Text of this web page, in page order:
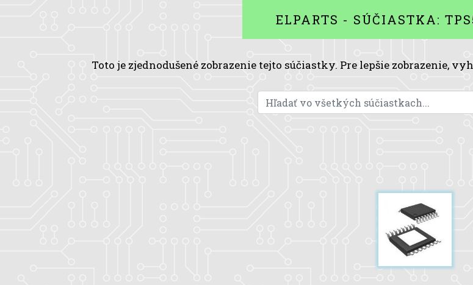
ELPARTS - SÚČIASTKA:
Toto je zjednodušené zobrazenie tejto súčiastky. Pre lepšie zobrazenie,